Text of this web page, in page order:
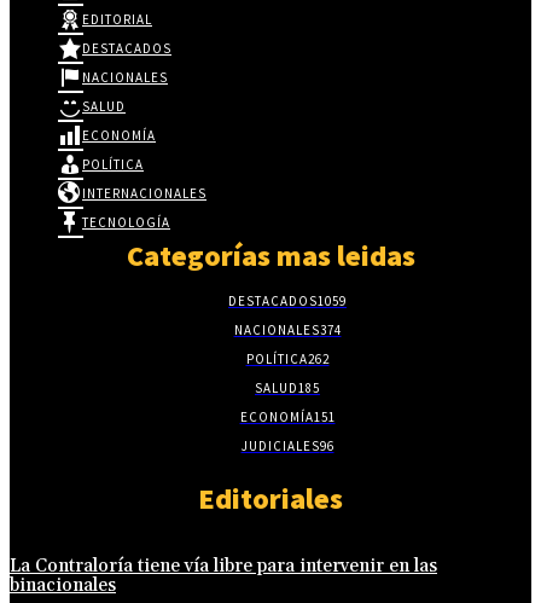
EDITORIAL
DESTACADOS
NACIONALES
SALUD
ECONOMÍA
POLÍTICA
INTERNACIONALES
TECNOLOGÍA
Categorías mas leidas
DESTACADOS1059
NACIONALES374
POLÍTICA262
SALUD185
ECONOMÍA151
JUDICIALES96
Editoriales
La Contraloría tiene vía libre para intervenir en las
binacionales